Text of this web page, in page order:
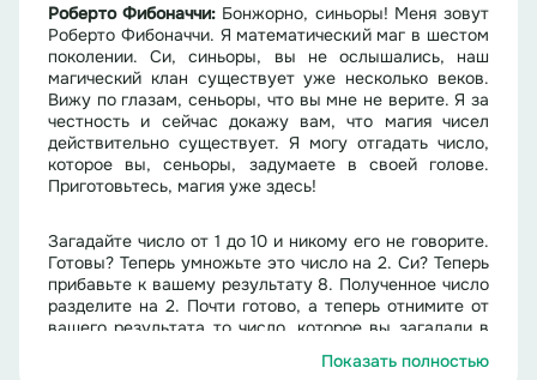
Роберто Фибоначчи: Бонжорно, синьоры! Меня зовут
Роберто Фибоначчи. Я математический маг в шестом
поколении. Си, синьоры, вы не ослышались, наш
магический клан существует уже несколько веков.
Вижу по глазам, сеньоры, что вы мне не верите. Я за
честность и сейчас докажу вам, что магия чисел
действительно существует. Я могу отгадать число,
которое вы, сеньоры, задумаете в своей голове.
Приготовьтесь, магия уже здесь!
Загадайте число от 1 до 10 и никому его не говорите.
Готовы? Теперь умножьте это число на 2. Си? Теперь
прибавьте к вашему результату 8. Полученное число
разделите на 2. Почти готово, а теперь отнимите от
вашего результата то число, которое вы загадали в
получилось. Читаю ваши мысли, вы думаете о числе
Показать полностью